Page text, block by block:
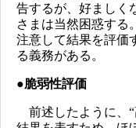
告するが、好ましく
さまは当然困惑する
注意して結果を評価
る義務がある。
●脆弱性評価
前述したように、“